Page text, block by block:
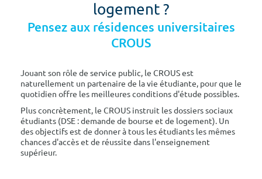
logement ?
Pensez aux résidences universitaires
CROUS
Jouant son rôle de service public, le CROUS est
naturellement un partenaire de la vie étudiante, pour que le
quotidien offre les meilleures conditions d'étude possibles.
Plus concrètement, le CROUS instruit les dossiers sociaux
étudiants (DSE : demande de bourse et de logement). Un
des objectifs est de donner à tous les étudiants les mêmes
chances d'accès et de réussite dans l'enseignement
supérieur.